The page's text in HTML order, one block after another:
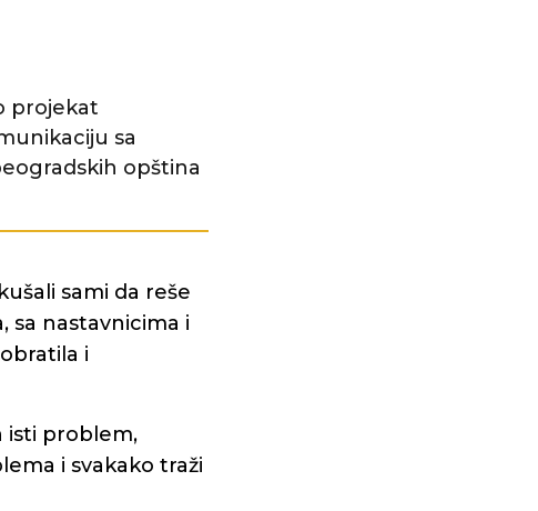
projekat
sa
opština
sami da reše
nastavnicima i
i
isti problem,
i svakako traži